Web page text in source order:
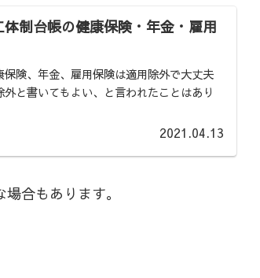
体制台帳の健康保険・年金・雇用
険、年金、雇用保険は適用除外で大丈夫
と書いてもよい、と言われたことはあり
2021.04.13
合もあります。